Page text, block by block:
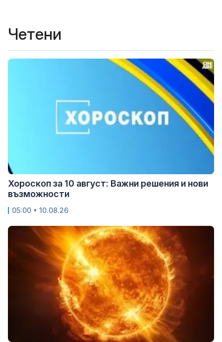
Четени
Хороскоп за 10 август: Важни решения и нови
възможности
05:00 • 10.08.26